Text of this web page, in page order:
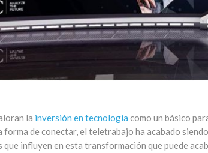
la inversión en tecnología como un básico
forma de conectar, el teletrabajo ha acabado
que influyen en esta transformación que puede